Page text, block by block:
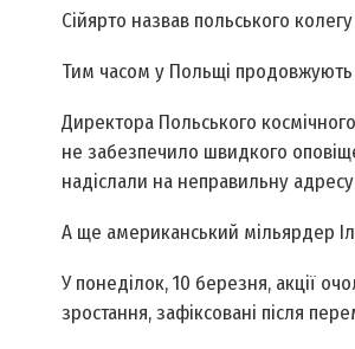
Сійярто назвав польського
Тим часом у Польщі продовжують
Директора Польського
не забезпечило швидкого
надіслали на неправильну
А ще американський мільярдер
У понеділок, 10 березня, акції
зростання, зафіксовані після